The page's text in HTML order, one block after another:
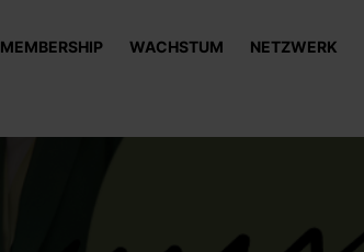
MEMBERSHIP WACHSTUM NETZWERK